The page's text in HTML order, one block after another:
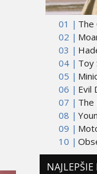
01 | The
02 |
03 |
04 | Toy
05 |
06 | Evil
07 | The
08 |
09 |
10 |